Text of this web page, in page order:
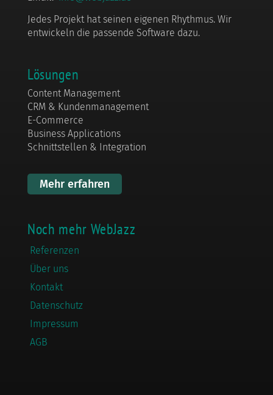
Jedes Projekt hat seinen eigenen Rhythmus. Wir
entwickeln die passende Software dazu.
Lösungen
Content Management
CRM & Kundenmanagement
E-Commerce
Business Applications
Schnittstellen & Integration
Mehr erfahren
Noch mehr WebJazz
Referenzen
Über uns
Kontakt
Datenschutz
Impressum
AGB